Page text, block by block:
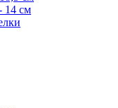
14 см